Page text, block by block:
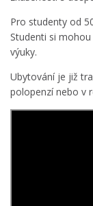
Pro studenty od
Studenti si
výuky.
Ubytování je již
polopenzí nebo v